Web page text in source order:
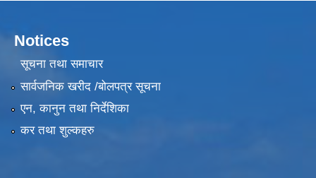
Notices
सूचना तथा समाचार
सार्वजनिक खरीद /बोलपत्र सूचना
एन, कानुन तथा निर्देशिका
कर तथा शुल्कहरु